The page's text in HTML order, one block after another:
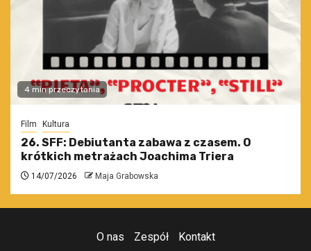
4 min przeczytania
Film Kultura
26. SFF: Debiutanta zabawa z czasem. O
krótkich metrażach Joachima Triera
14/07/2026 Maja Grabowska
O nas Zespół Kontakt